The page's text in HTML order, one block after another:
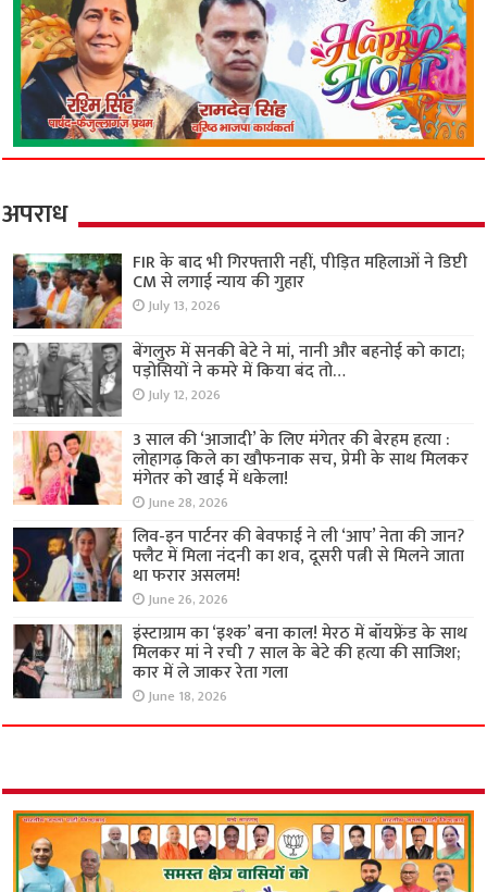
अपराध
FIR के बाद भी गिरफ्तारी नहीं, पीड़ित महिलाओं ने डिप्टी
CM से लगाई न्याय की गुहार
July 13, 2026
बेंगलुरु में सनकी बेटे ने मां, नानी और बहनोई को काटा;
पड़ोसियों ने कमरे में किया बंद तो…
July 12, 2026
3 साल की ‘आजादी’ के लिए मंगेतर की बेरहम हत्या :
लोहागढ़ किले का खौफनाक सच, प्रेमी के साथ मिलकर
मंगेतर को खाई में धकेला!
June 28, 2026
लिव-इन पार्टनर की बेवफाई ने ली ‘आप’ नेता की जान?
फ्लैट में मिला नंदनी का शव, दूसरी पत्नी से मिलने जाता
था फरार असलम!
June 26, 2026
इंस्टाग्राम का ‘इश्क’ बना काल! मेरठ में बॉयफ्रेंड के साथ
मिलकर मां ने रची 7 साल के बेटे की हत्या की साजिश;
कार में ले जाकर रेता गला
June 18, 2026